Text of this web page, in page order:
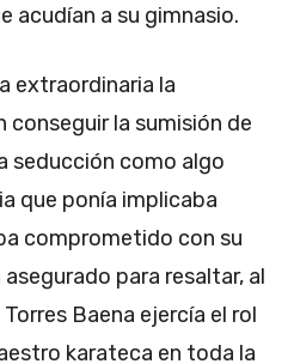
acudían a su gimnasio.
extraordinaria la
conseguir la sumisión de
seducción como algo
que ponía implicaba
comprometido con su
para resaltar, al
Baena ejercía el rol
karateca en toda la